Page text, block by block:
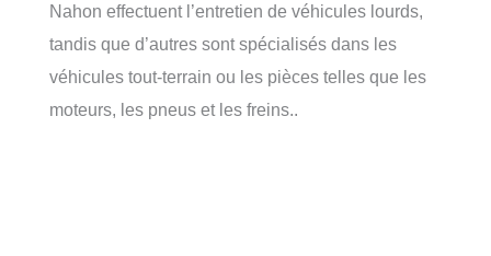
Nahon effectuent l’entretien de véhicules lourds,
tandis que d’autres sont spécialisés dans les
véhicules tout-terrain ou les pièces telles que les
moteurs, les pneus et les freins..